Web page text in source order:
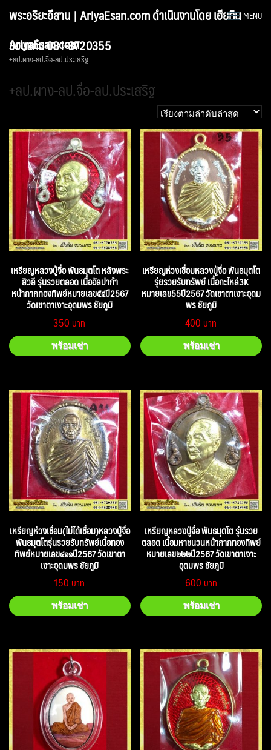
พระอริยะอีสาน | AriyaEsan.com ดำเนินงานโดย เฮียทิน
ขอนแก่น 081-8720355
MENU
AriyaEsan.com
+ลป.ผาง-ลป.จื่อ-ลป.ประเสริฐ
+ลป.ผาง-ลป.จื่อ-ลป.ประเสริฐ
เหรียญหลวงปู่จื่อ พันธมุตโต หลังพระ
สิวลี รุ่นรวยตลอด เนื้ออัลปาก้า
หน้ากากทองทิพย์หมายเลข๕๔ปี2567
วัดเขาตาเงาะอุดมพร ชัยภูมิ
350
พร้อมเช่า
เหรียญห่วงเชื่อมหลวงปู่จื่อ พันธมุตโต
รุ่ยรวยรับทรัพย์ เนื้อกะไหล่3K
หมายเลข55ปี2567 วัดเขาตาเงาะอุดม
พร ชัยภูมิ
400
พร้อมเช่า
เหรียญห่วงเชื่อม(ไม่ได้เชื่อม)หลวงปู่จื่อ
พันธมุตโตรุ่นรวยรับทรัพย์เนื้อทอง
ทิพย์หมายเลข๔๑๑ปี2567 วัดเขาตา
เงาะอุดมพร ชัยภูมิ
150
พร้อมเช่า
เหรียญหลวงปู่จื่อ พันธมุตโต รุ่นรวย
ตลอด เนื้อมหาชนวนหน้ากากทองทิพย์
หมายเลข๒๒๒ปี2567 วัดเขาตาเงาะ
อุดมพร ชัยภูมิ
600
พร้อมเช่า